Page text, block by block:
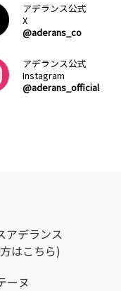
アデランス公式
X
@aderans_co
アデランス公式
Instagram
@aderans_official
アデランス
はこちら)
ーヌ